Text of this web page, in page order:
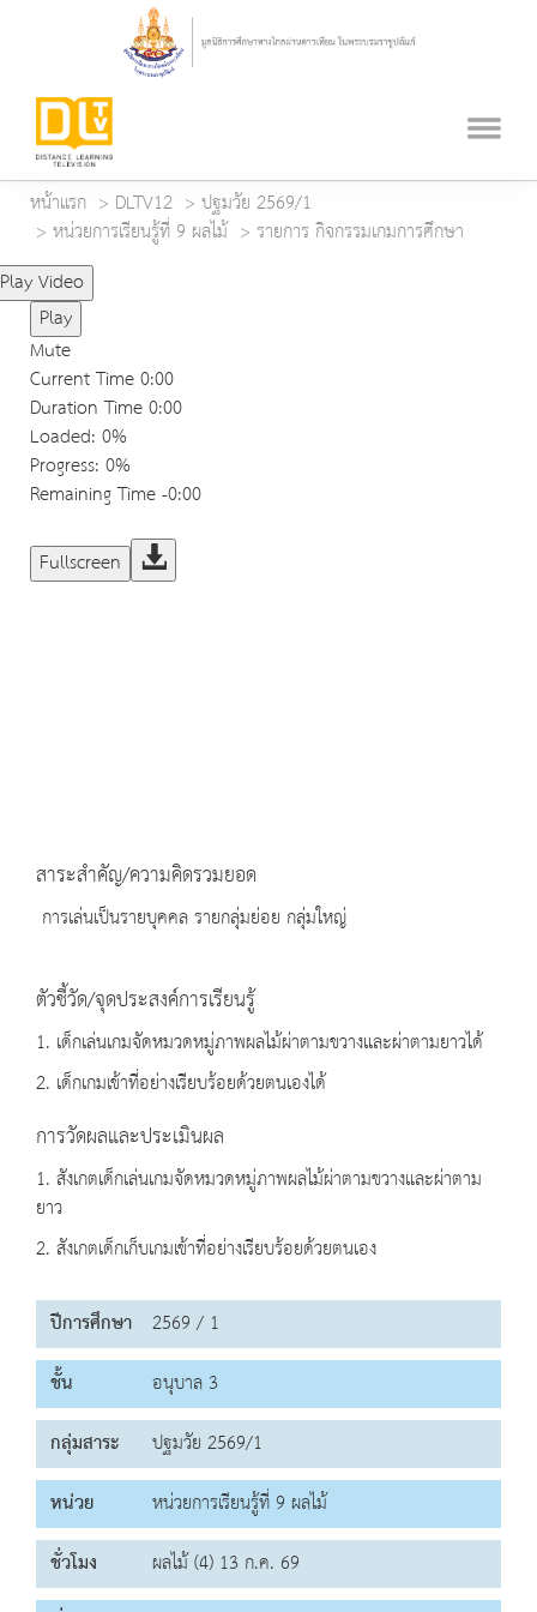
หน้าแรก DLTV12
ปฐมวัย 2569/1
หน่วยการเรียนรู้ที่ 9 ผลไม้
รายการ กิจกรรมเกมการศึกษา
Play Video
Play
Mute
Current Time0:00
Duration Time0:00
Loaded: 0%
Progress: 0%
Remaining Time-0:00
Fullscreen
สาระสำคัญ/ความคิดรวมยอด
การเล่นเป็นรายบุคคล รายกลุ่มย่อย กลุ่มใหญ่
ตัวชี้วัด/จุดประสงค์การเรียนรู้
1. เด็กเล่นเกมจัดหมวดหมู่ภาพผลไม้ผ่าตามขวางและผ่าตามยาวได้
2. เด็กเกมเข้าที่อย่างเรียบร้อยด้วยตนเองได้
การวัดผลและประเมินผล
1. สังเกตเด็กเล่นเกมจัดหมวดหมู่ภาพผลไม้ผ่าตามขวางและผ่าตาม
ยาว
2. สังเกตเด็กเก็บเกมเข้าที่อย่างเรียบร้อยด้วยตนเอง
ปีการศึกษา 2569 / 1
ชั้น
อนุบาล 3
กลุ่มสาระ
ปฐมวัย 2569/1
หน่วย
หน่วยการเรียนรู้ที่ 9 ผลไม้
ชั่วโมง
ผลไม้ (4) 13 ก.ค. 69